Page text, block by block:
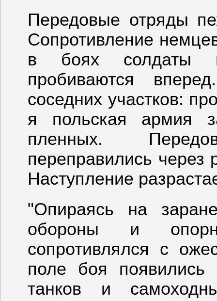
Передовые отряды
Сопротивление
в боях солдаты
пробиваются
соседних участков:
я польская армия
пленных.
переправились через
Наступление
"Опираясь на
обороны и
сопротивлялся с
поле боя появились
танков и